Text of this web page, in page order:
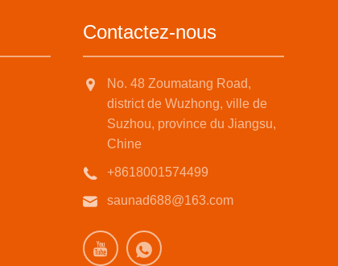
Contactez-nous
No. 48 Zoumatang Road,
district de Wuzhong, ville de
Suzhou, province du Jiangsu,
Chine
+8618001574499
saunad688@163.com